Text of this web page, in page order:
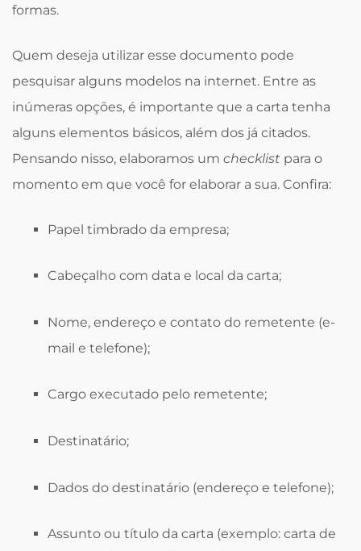
formas.
Quem deseja utilizar esse documento pode
pesquisar alguns modelos na internet. Entre as
inúmeras opções, é importante que a carta tenha
alguns elementos básicos, além dos já citados.
Pensando nisso, elaboramos um checklist para o
momento em que você for elaborar a sua. Confira:
Papel timbrado da empresa;
Cabeçalho com data e local da carta;
Nome, endereço e contato do remetente (e-
mail e telefone);
Cargo executado pelo remetente;
Destinatário;
Dados do destinatário (endereço e telefone);
Assunto ou título da carta (exemplo: carta de